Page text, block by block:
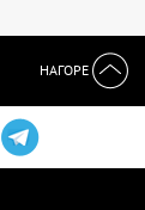
НАГОРЕ